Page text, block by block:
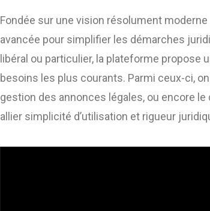
Fondée sur une vision résolument
avancée pour simplifier les démarches
libéral ou particulier, la plateforme
besoins les plus courants. Parmi ceux-ci,
gestion des annonces légales, ou encore
allier simplicité d’utilisation et rigueur